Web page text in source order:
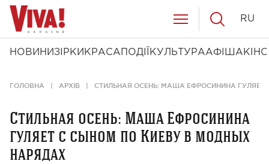
НОВИНИ ЗІРКИ КРАСА ПОДІЇ КУЛЬТУРААФІША КІНО
RU
ГОЛОВНА АРХІВ СТИЛЬНАЯ ОСЕНЬ: МАША ЕФРОСИНИНА
Стильная осень: Маша Ефросинина
гуляет с сыном по Киеву в модных
нарядах